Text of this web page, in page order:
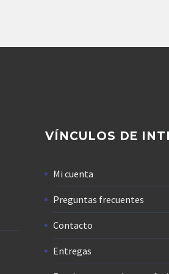
VÍNCULOS DE
Mi cuenta
Preguntas frecuentes
Contacto
Entregas